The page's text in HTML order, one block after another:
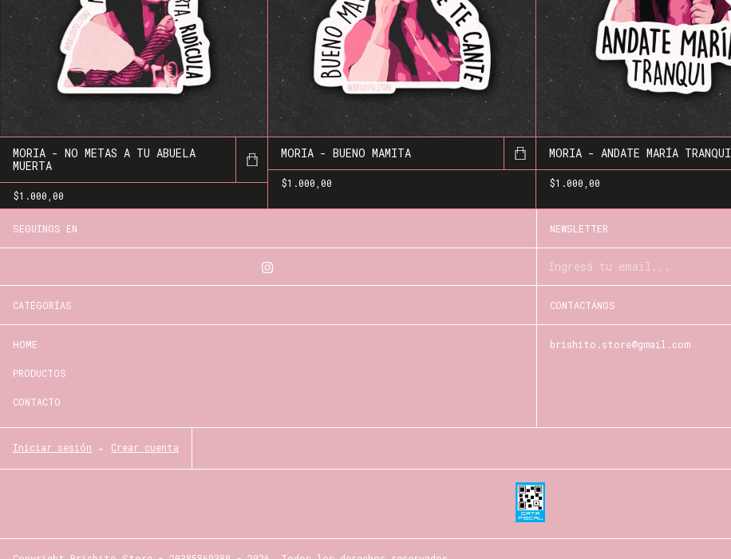
MORIA - NO METAS A TU ABUELA
MUERTA
$1.000,00
MORIA - BUENO MAMITA
$1.000,00
MORIA - ANDATE MARÍA TRANQUI
$1.000,00
SEGUINOS EN NEWSLETTER
CATEGORÍAS
HOME
PRODUCTOS
CONTACTO
CONTACTÁNOS
brishito.store@gmail.com
Iniciar sesión - Crear cuenta